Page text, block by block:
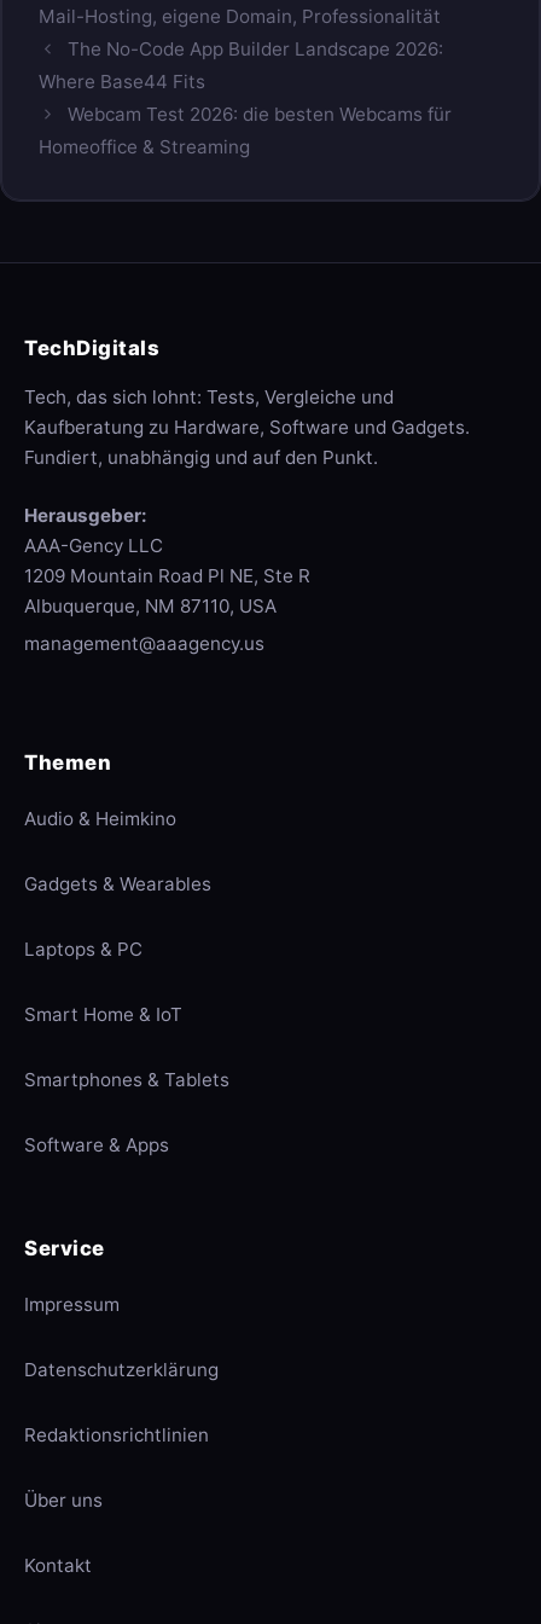
Mail-Hosting, eigene Domain, Professionalität
The No-Code App Builder Landscape 2026:
Where Base44 Fits
Webcam Test 2026: die besten Webcams für
Homeoffice & Streaming
TechDigitals
Tech, das sich lohnt: Tests, Vergleiche und
Kaufberatung zu Hardware, Software und Gadgets.
Fundiert, unabhängig und auf den Punkt.
Herausgeber:
AAA-Gency LLC
1209 Mountain Road Pl NE, Ste R
Albuquerque, NM 87110, USA
management@aaagency.us
Themen
Audio & Heimkino
Gadgets & Wearables
Laptops & PC
Smart Home & IoT
Smartphones & Tablets
Software & Apps
Service
Impressum
Datenschutzerklärung
Redaktionsrichtlinien
Über uns
Kontakt